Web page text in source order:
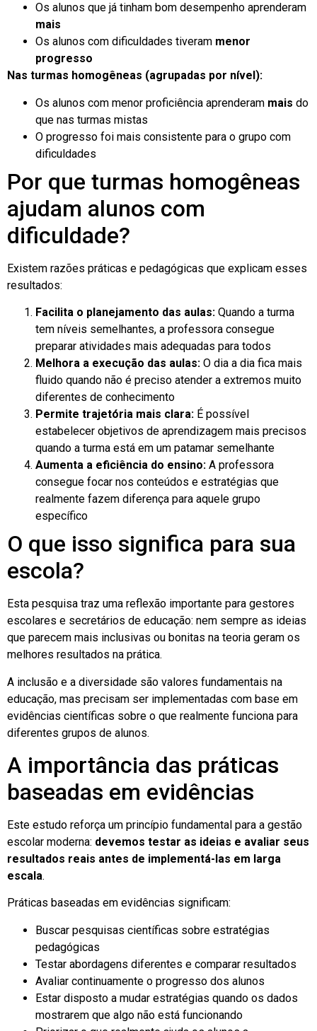
Os alunos que já tinham bom desempenho aprenderam
mais
Os alunos com dificuldades tiveram menor
progresso
Nas turmas homogêneas (agrupadas por nível):
Os alunos com menor proficiência aprenderam mais do
que nas turmas mistas
O progresso foi mais consistente para o grupo com
dificuldades
Por que turmas homogêneas
ajudam alunos com
dificuldade?
Existem razões práticas e pedagógicas que explicam esses
resultados:
Facilita o planejamento das aulas: Quando a turma
tem níveis semelhantes, a professora consegue
preparar atividades mais adequadas para todos
Melhora a execução das aulas: O dia a dia fica mais
fluido quando não é preciso atender a extremos muito
diferentes de conhecimento
Permite trajetória mais clara: É possível
estabelecer objetivos de aprendizagem mais precisos
quando a turma está em um patamar semelhante
Aumenta a eficiência do ensino: A professora
consegue focar nos conteúdos e estratégias que
realmente fazem diferença para aquele grupo
específico
O que isso significa para sua
escola?
Esta pesquisa traz uma reflexão importante para gestores
escolares e secretários de educação: nem sempre as ideias
que parecem mais inclusivas ou bonitas na teoria geram os
melhores resultados na prática.
A inclusão e a diversidade são valores fundamentais na
educação, mas precisam ser implementadas com base em
evidências científicas sobre o que realmente funciona para
diferentes grupos de alunos.
A importância das práticas
baseadas em evidências
Este estudo reforça um princípio fundamental para a gestão
escolar moderna: devemos testar as ideias e avaliar seus
resultados reais antes de implementá-las em larga
escala.
Práticas baseadas em evidências significam:
Buscar pesquisas científicas sobre estratégias
pedagógicas
Testar abordagens diferentes e comparar resultados
Avaliar continuamente o progresso dos alunos
Estar disposto a mudar estratégias quando os dados
mostrarem que algo não está funcionando